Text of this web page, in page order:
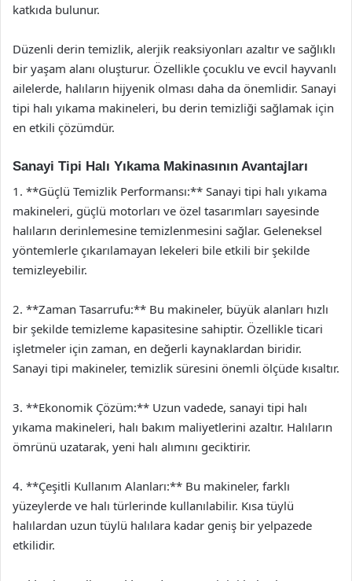
katkıda bulunur.
Düzenli derin temizlik, alerjik reaksiyonları azaltır ve sağlıklı
bir yaşam alanı oluşturur. Özellikle çocuklu ve evcil hayvanlı
ailelerde, halıların hijyenik olması daha da önemlidir. Sanayi
tipi halı yıkama makineleri, bu derin temizliği sağlamak için
en etkili çözümdür.
Sanayi Tipi Halı Yıkama Makinasının Avantajları
1. **Güçlü Temizlik Performansı:** Sanayi tipi halı yıkama
makineleri, güçlü motorları ve özel tasarımları sayesinde
halıların derinlemesine temizlenmesini sağlar. Geleneksel
yöntemlerle çıkarılamayan lekeleri bile etkili bir şekilde
temizleyebilir.
2. **Zaman Tasarrufu:** Bu makineler, büyük alanları hızlı
bir şekilde temizleme kapasitesine sahiptir. Özellikle ticari
işletmeler için zaman, en değerli kaynaklardan biridir.
Sanayi tipi makineler, temizlik süresini önemli ölçüde kısaltır.
3. **Ekonomik Çözüm:** Uzun vadede, sanayi tipi halı
yıkama makineleri, halı bakım maliyetlerini azaltır. Halıların
ömrünü uzatarak, yeni halı alımını geciktirir.
4. **Çeşitli Kullanım Alanları:** Bu makineler, farklı
yüzeylerde ve halı türlerinde kullanılabilir. Kısa tüylü
halılardan uzun tüylü halılara kadar geniş bir yelpazede
etkilidir.